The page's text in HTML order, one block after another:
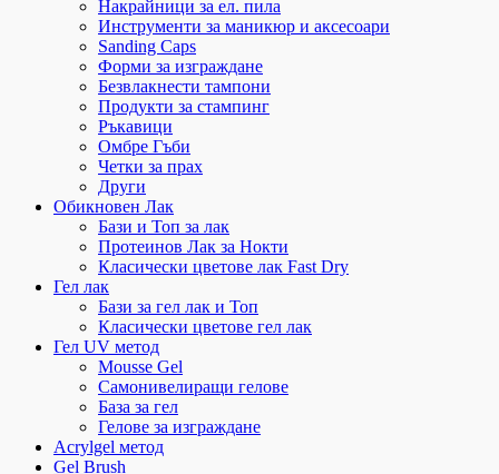
Накрайници за ел. пила
Инструменти за маникюр и аксесоари
Sanding Caps
Форми за изграждане
Безвлакнести тампони
Продукти за стампинг
Ръкавици
Омбре Гъби
Четки за прах
Други
Обикновен Лак
Бази и Топ за лак
Протеинов Лак за Нокти
Класически цветове лак Fast Dry
Гел лак
Бази за гел лак и Топ
Класически цветове гел лак
Гел UV метод
Mousse Gel
Самонивелиращи гелове
База за гел
Гелове за изграждане
Acrylgel метод
Gel Brush